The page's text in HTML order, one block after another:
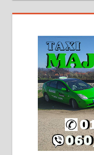
стамбене
2х150м2, две
грејање
адресе. 063/
Издајем
халу на
плацу
064/321-80-51;